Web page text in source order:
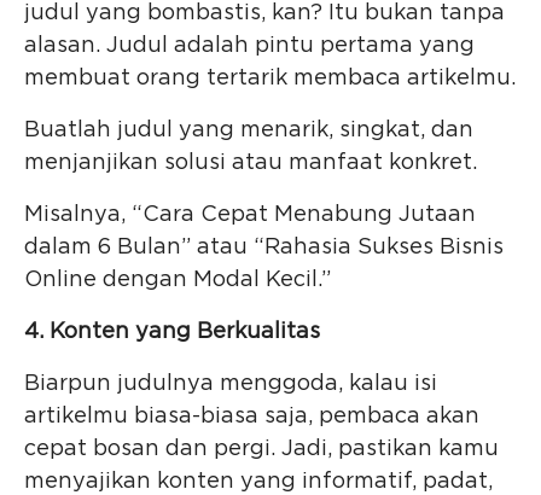
judul yang bombastis, kan? Itu bukan tanpa
alasan. Judul adalah pintu pertama yang
membuat orang tertarik membaca artikelmu.
Buatlah judul yang menarik, singkat, dan
menjanjikan solusi atau manfaat konkret.
Misalnya, “Cara Cepat Menabung Jutaan
dalam 6 Bulan” atau “Rahasia Sukses Bisnis
Online dengan Modal Kecil.”
4. Konten yang Berkualitas
Biarpun judulnya menggoda, kalau isi
artikelmu biasa-biasa saja, pembaca akan
cepat bosan dan pergi. Jadi, pastikan kamu
menyajikan konten yang informatif, padat,